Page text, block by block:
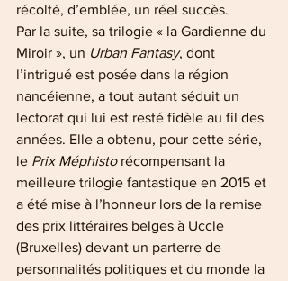
récolté, d’emblée, un réel succès.
Par la suite, sa trilogie « la Gardienne du
Miroir », un Urban Fantasy, dont
l’intrigué est posée dans la région
nancéienne, a tout autant séduit un
lectorat qui lui est resté fidèle au fil des
années. Elle a obtenu, pour cette série,
le Prix Méphisto récompensant la
meilleure trilogie fantastique en 2015 et
a été mise à l’honneur lors de la remise
des prix littéraires belges à Uccle
(Bruxelles) devant un parterre de
personnalités politiques et du monde la